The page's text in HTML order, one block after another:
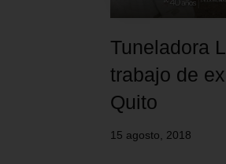
Tuneladora
trabajo de
Quito
15 agosto, 2018